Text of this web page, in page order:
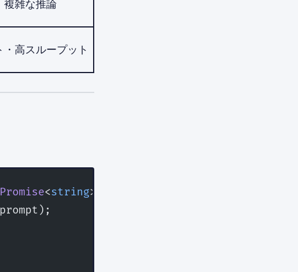
複雑な推論
・高スループット
Promise<string> {